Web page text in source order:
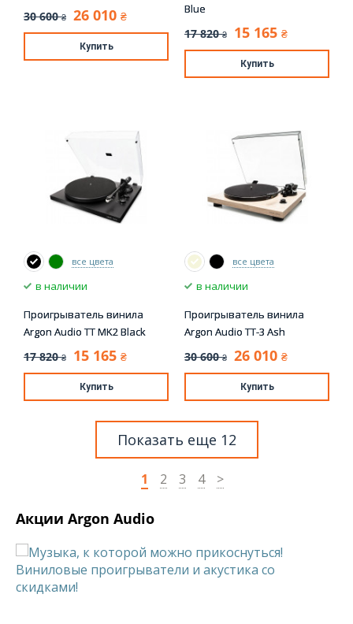
30 600 ₴ 26 010 ₴
Купить
Blue
17 820 ₴ 15 165 ₴
Купить
все цвета
в наличии
Проигрыватель винила
Argon Audio TT MK2 Black
17 820 ₴ 15 165 ₴
Купить
все цвета
в наличии
Проигрыватель винила
Argon Audio TT-3 Ash
30 600 ₴ 26 010 ₴
Купить
Показать еще 12
1 2 3 4 >
Акции Argon Audio